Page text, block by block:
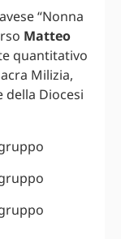
“Nonna
Matteo
quantitativo
Milizia,
della Diocesi